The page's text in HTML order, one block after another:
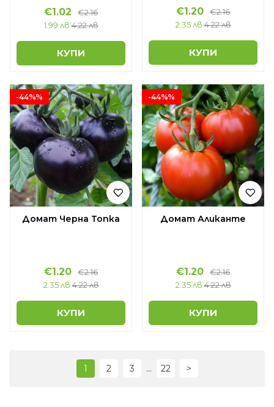
€1.02
€2.16
1.99 лв 4.22 лв
КУПИ
€1.20
€2.16
2.35 лв 4.22 лв
КУПИ
-44%%
Домат Черна Топка
€1.20
€2.16
2.35 лв 4.22 лв
КУПИ
-44%%
Домат Аликанте
€1.20
€2.16
2.35 лв 4.22 лв
КУПИ
1 2 3 ... 22 >